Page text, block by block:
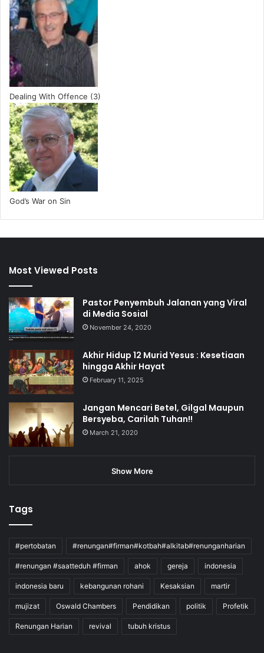
Dealing With Offence (3)
God’s War on Sin
Most Viewed Posts
Pastor Penyembuh Jalanan yang Viral
di Media Sosial
November 24, 2020
Akhir Hidup 12 Murid Yesus : Kesetiaan
hingga Akhir Hayat
February 11, 2025
Jangan Mencari Betel, Gilgal Maupun
Bersyeba, Carilah Tuhan!!
March 21, 2020
Show More
Tags
#pertobatan #renungan#firman#kotbah#alkitab#renunganharian
#renungan #saatteduh #firman ahok gereja indonesia
indonesia baru kebangunan rohani Kesaksian martir
mujizat Oswald Chambers Pendidikan politik Profetik
Renungan Harian revival tubuh kristus